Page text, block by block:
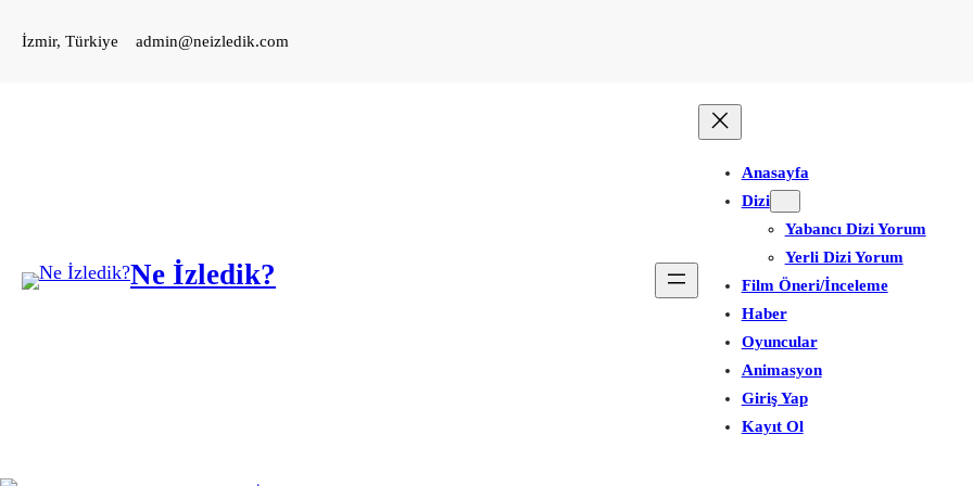
geçİzmir, Türkiye admin@neizledik.com
Ne İzledik?
Anasayfa
Dizi
Yabancı Dizi Yorum
Yerli Dizi Yorum
Film Öneri/İnceleme
Haber
Oyuncular
Animasyon
Giriş Yap
Kayıt Ol